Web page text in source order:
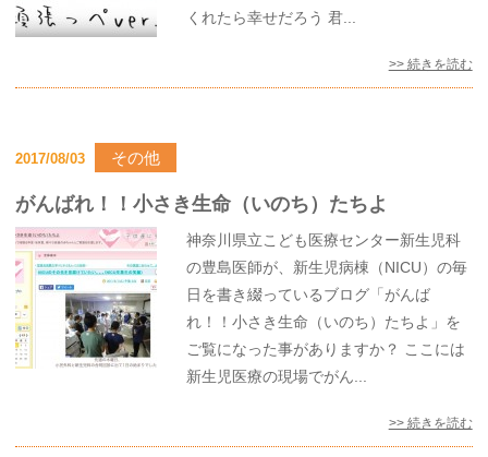
くれたら幸せだろう 君...
>> 続きを読む
2017/08/03 その他
がんばれ！！小さき生命（いのち）たちよ
神奈川県立こども医療センター新生児科
の豊島医師が、新生児病棟（NICU）の毎
日を書き綴っているブログ「がんば
れ！！小さき生命（いのち）たちよ」を
ご覧になった事がありますか？ ここには
新生児医療の現場でがん...
>> 続きを読む